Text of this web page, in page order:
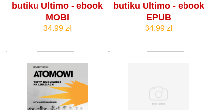
butiku Ultimo - ebook
MOBI
34.99 zł
butiku Ultimo - ebook
EPUB
34.99 zł